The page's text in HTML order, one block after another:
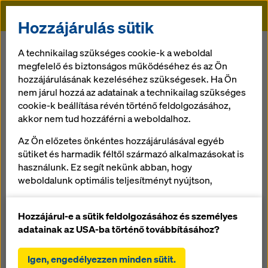
Doka
Referenciák
Új Ferencvárosi
Stadion
Magyarország
alapítású magyar futballcsapat stadionja. A munka két fő
Hozzájárulás sütik
A technikailag szükséges cookie-k a weboldal
megfelelő és biztonságos működéséhez és az Ön
hozzájárulásának kezeléséhez szükségesek. Ha Ön
nem járul hozzá az adatainak a technikailag szükséges
cookie-k beállítása révén történő feldolgozásához,
akkor nem tud hozzáférni a weboldalhoz.
Az Ön előzetes önkéntes hozzájárulásával egyéb
sütiket és harmadik féltől származó alkalmazásokat is
használunk. Ez segít nekünk abban, hogy
weboldalunk optimális teljesítményt nyújtson,
a weboldalunk funkcionalitásának folyamatos
javítása (funkcionális és statisztikai sütik),
folyamat zökkenőmentes lebonyolításának
Hozzájárul-e a sütik feldolgozásához és személyes
adatainak az USA-ba történő továbbításához?
Igen, engedélyezzen minden sütit.